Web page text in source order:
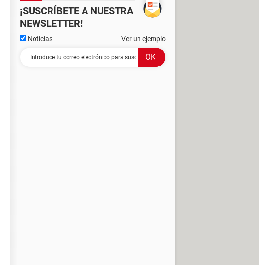
¡SUSCRÍBETE A NUESTRA
NEWSLETTER!
Noticias Ver un ejemplo